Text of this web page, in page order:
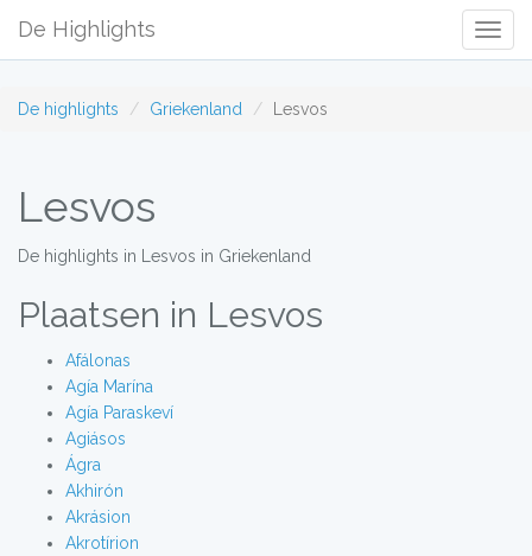
De Highlights
De highlights Griekenland Lesvos
Lesvos
De highlights in Lesvos in Griekenland
Plaatsen in Lesvos
Afálonas
Agía Marína
Agía Paraskeví
Agiásos
Ágra
Akhirón
Akrásion
Akrotírion